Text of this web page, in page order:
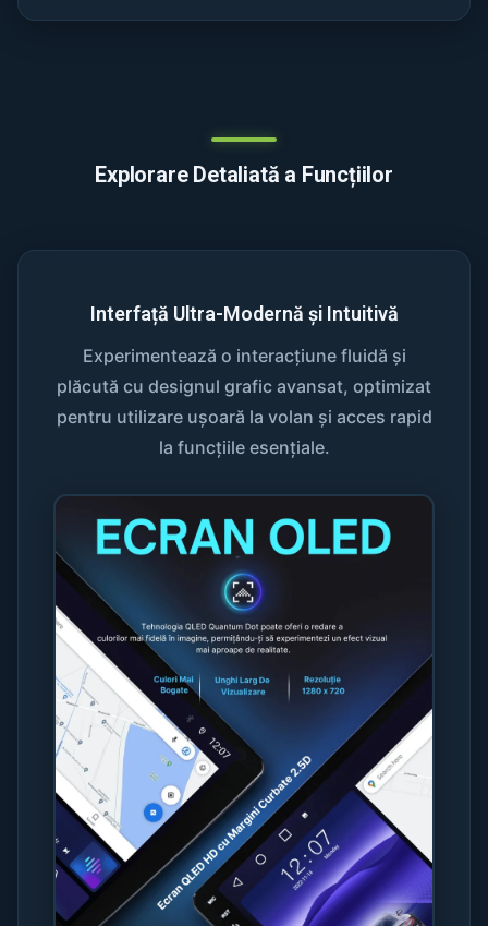
Explorare Detaliată a Funcțiilor
Interfață Ultra-Modernă și Intuitivă
Experimentează o interacțiune fluidă și
plăcută cu designul grafic avansat, optimizat
pentru utilizare ușoară la volan și acces rapid
la funcțiile esențiale.